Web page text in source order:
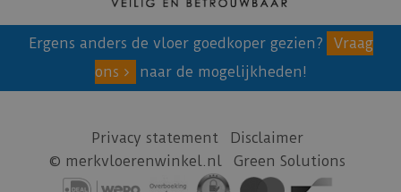
Ergens anders de vloer goedkoper gezien?
Vraag
ons
naar de mogelijkheden!
Privacy statement
Disclaimer
© merkvloerenwinkel.nl
Green Solutions